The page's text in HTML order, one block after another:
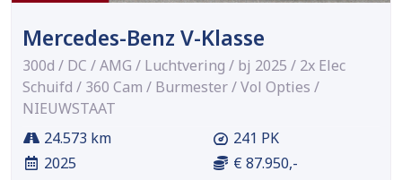
Mercedes-Benz V-Klasse
300d / DC / AMG / Luchtvering / bj 2025 / 2x Elec
Schuifd / 360 Cam / Burmester / Vol Opties /
NIEUWSTAAT
24.573 km
2025
241 PK
€ 87.950,-